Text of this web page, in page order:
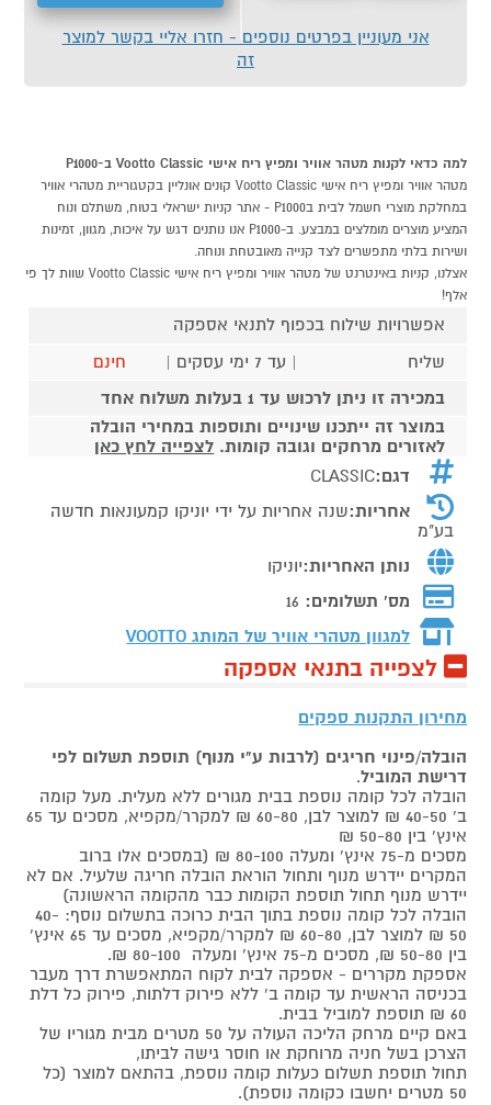
אני מעוניין בפרטים נוספים - חזרו אליי בקשר למוצר
זה
למה כדאי לקנות מטהר אוויר ומפיץ ריח אישי Vootto Classic ב-P1000
מטהר אוויר ומפיץ ריח אישי Vootto Classic קונים אונליין בקטגוריית מטהרי אוויר
במחלקת מוצרי חשמל לבית בP1000 - אתר קניות ישראלי בטוח, משתלם ונוח
המציע מוצרים מומלצים במבצע. ב-P1000 אנו נותנים דגש על איכות, מגוון, זמינות
ושירות בלתי מתפשרים לצד קנייה מאובטחת ונוחה.
אצלנו, קניות באינטרנט של מטהר אוויר ומפיץ ריח אישי Vootto Classic שוות לך פי
אלף!
אפשרויות שילוח בכפוף לתנאי אספקה
שליח
| עד 7 ימי עסקים |
חינם
במכירה זו ניתן לרכוש עד 1 בעלות משלוח אחד
במוצר זה ייתכנו שינויים ותוספות במחירי הובלה
לאזורים מרחקים וגובה קומות. לצפייה לחץ כאן
דגם:CLASSIC
אחריות:שנה אחריות על ידי יוניקו קמעונאות חדשה
בע"מ
נותן האחריות:יוניקו
מס' תשלומים: 16
למגוון מטהרי אוויר של המותג VOOTTO
לצפייה בתנאי אספקה
מחירון התקנות ספקים
הובלה/פינוי חריגים (לרבות ע"י מנוף) תוספת תשלום לפי
דרישת המוביל.
הובלה לכל קומה נוספת בבית מגורים ללא מעלית. מעל קומה
ב' 40-50 ₪ למוצר לבן, 60-80 ₪ למקרר/מקפיא, מסכים עד 65
אינץ' בין 50-80 ₪
מסכים מ-75 אינץ' ומעלה 80-100 ₪ (במסכים אלו ברוב
המקרים יידרש מנוף ותחול הוראת הובלה חריגה שלעיל. אם לא
יידרש מנוף תחול תוספת הקומות כבר מהקומה הראשונה)
הובלה לכל קומה נוספת בתוך הבית כרוכה בתשלום נוסף: 40-
50 ₪ למוצר לבן, 60-80 ₪ למקרר/מקפיא, מסכים עד 65 אינץ'
בין 50-80 ₪, מסכים מ-75 אינץ' ומעלה 80-100 ₪.
אספקת מקררים - אספקה לבית לקוח המתאפשרת דרך מעבר
בכניסה הראשית עד קומה ב' ללא פירוק דלתות, פירוק כל דלת
60 ₪ תוספת למוביל בבית.
באם קיים מרחק הליכה העולה על 50 מטרים מבית מגוריו של
הצרכן בשל חניה מרוחקת או חוסר גישה לביתו,
תחול תוספת תשלום כעלות קומה נוספת, בהתאם למוצר (כל
50 מטרים יחשבו כקומה נוספת).